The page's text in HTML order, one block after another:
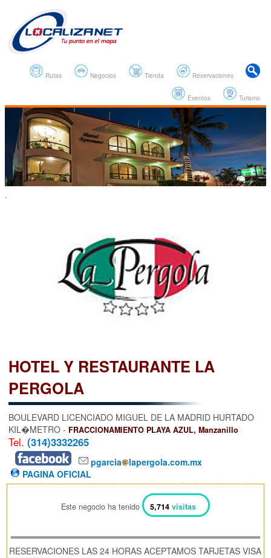
Reservaciones
Tienda
Negocios
Rutas
Turismo
Eventos
.
HOTEL Y RESTAURANTE LA
PERGOLA
BOULEVARD LICENCIADO MIGUEL DE LA MADRID HURTADO
KIL�METRO - FRACCIONAMIENTO PLAYA AZUL, Manzanillo
Tel. (314)3332265
pgarcia
lapergola.com.mx
PAGINA OFICIAL
Este negocio ha tenido 5,714 visitas
RESERVACIONES LAS 24 HORAS ACEPTAMOS TARJETAS VISA